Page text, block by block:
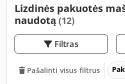
Lizdinės pakuotės
naudotą(12)
Filtras
Pašalinti visus filtrus